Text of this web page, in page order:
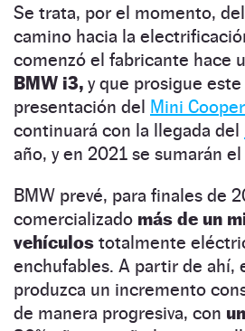
Se trata, por el momento,
camino hacia la
comenzó el fabricante hace
BMW i3, y que prosigue
presentación del Mini
continuará con la llegada del
año, y en 2021 se sumarán el
BMW prevé, para finales de
comercializado más de un
vehículos totalmente
enchufables. A partir de ahí,
produzca un incremento
de manera progresiva, con